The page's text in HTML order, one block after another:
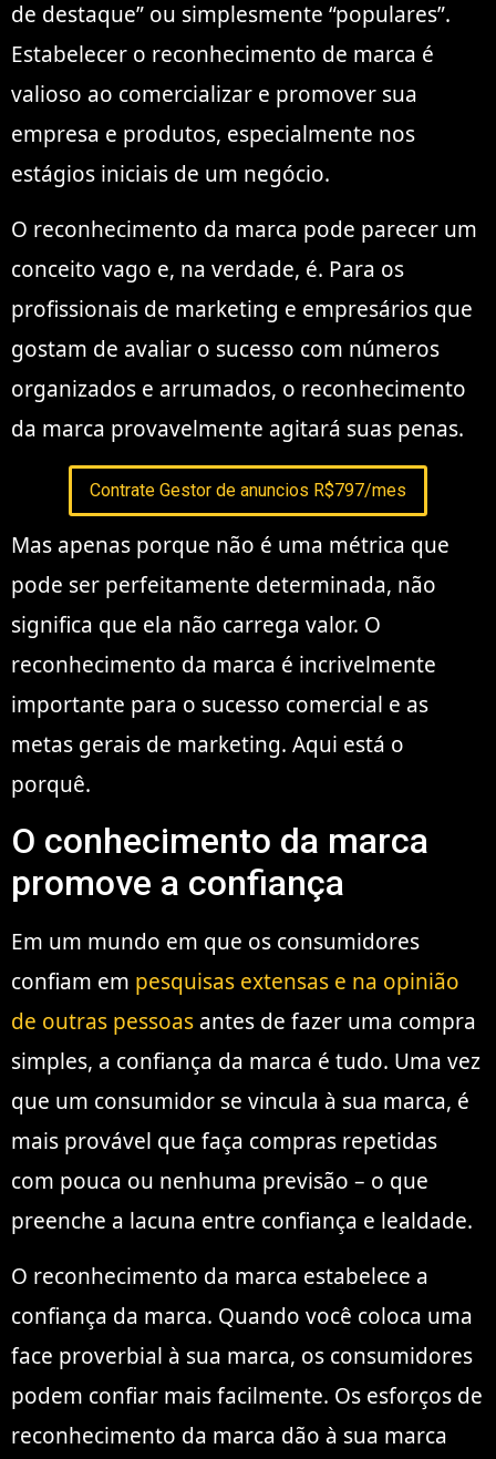
de destaque” ou simplesmente “populares”.
Estabelecer o reconhecimento de marca é
valioso ao comercializar e promover sua
empresa e produtos, especialmente nos
estágios iniciais de um negócio.
O reconhecimento da marca pode parecer um
conceito vago e, na verdade, é. Para os
profissionais de marketing e empresários que
gostam de avaliar o sucesso com números
organizados e arrumados, o reconhecimento
da marca provavelmente agitará suas penas.
Contrate Gestor de anuncios R$797/mes
Mas apenas porque não é uma métrica que
pode ser perfeitamente determinada, não
significa que ela não carrega valor. O
reconhecimento da marca é incrivelmente
importante para o sucesso comercial e as
metas gerais de marketing. Aqui está o
porquê.
O conhecimento da marca
promove a confiança
Em um mundo em que os consumidores
confiam em pesquisas extensas e na opinião
de outras pessoas antes de fazer uma compra
simples, a confiança da marca é tudo. Uma vez
que um consumidor se vincula à sua marca, é
mais provável que faça compras repetidas
com pouca ou nenhuma previsão – o que
preenche a lacuna entre confiança e lealdade.
O reconhecimento da marca estabelece a
confiança da marca. Quando você coloca uma
face proverbial à sua marca, os consumidores
podem confiar mais facilmente. Os esforços de
reconhecimento da marca dão à sua marca